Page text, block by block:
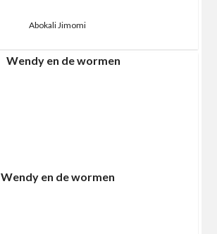
Abokali Jimomi
Wendy en de wormen